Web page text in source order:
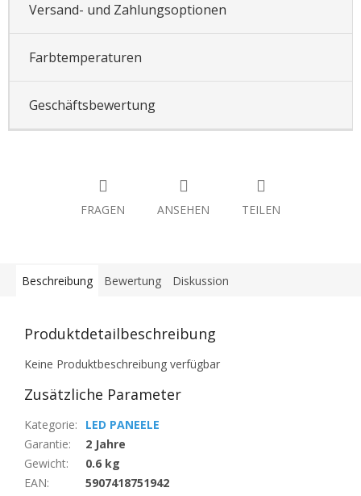
Versand- und Zahlungsoptionen
Farbtemperaturen
Geschäftsbewertung
FRAGEN ANSEHEN TEILEN
Beschreibung Bewertung Diskussion
Produktdetailbeschreibung
Keine Produktbeschreibung verfügbar
Zusätzliche Parameter
Kategorie:
LED PANEELE
Garantie:
2 Jahre
Gewicht:
0.6 kg
EAN: 5907418751942